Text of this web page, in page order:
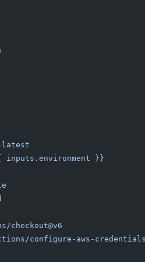
latest
inputs.environment }}
checkout@v6
configure-aws-